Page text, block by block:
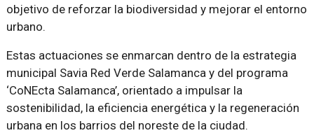
objetivo de reforzar la biodiversidad y mejorar el entorno
urbano.
Estas actuaciones se enmarcan dentro de la estrategia
municipal Savia Red Verde Salamanca y del programa
‘CoNEcta Salamanca’, orientado a impulsar la
sostenibilidad, la eficiencia energética y la regeneración
urbana en los barrios del noreste de la ciudad.